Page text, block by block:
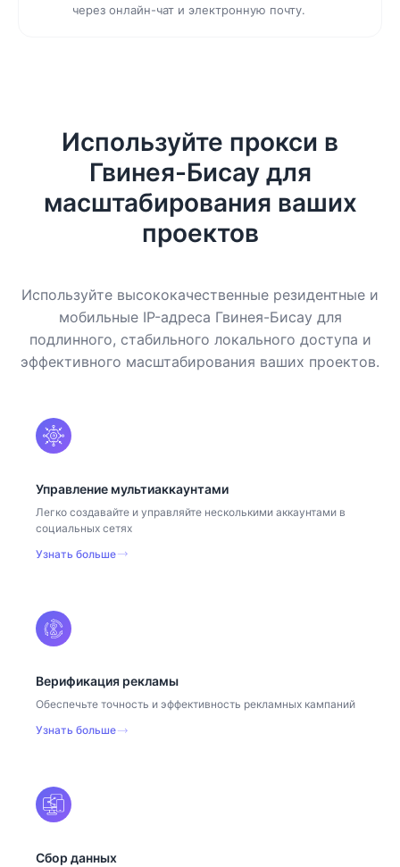
через онлайн-чат и электронную почту.
Используйте прокси в
Гвинея-Бисау для
масштабирования ваших
проектов
Используйте высококачественные резидентные и
мобильные IP-адреса Гвинея-Бисау для
подлинного, стабильного локального доступа и
эффективного масштабирования ваших проектов.
Управление мультиаккаунтами
Легко создавайте и управляйте несколькими аккаунтами в
социальных сетях
Узнать больше
Верификация рекламы
Обеспечьте точность и эффективность рекламных кампаний
Узнать больше
Сбор данных